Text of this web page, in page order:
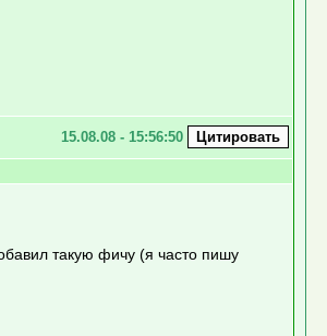
15.08.08 - 15:56:50
такую фичу (я часто пишу